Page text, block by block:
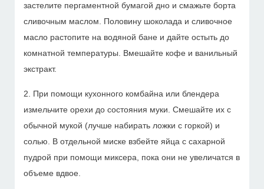
застелите пергаментной бумагой дно и смажьте борта
сливочным маслом. Половину шоколада и сливочное
масло растопите на водяной бане и дайте остыть до
комнатной температуры. Вмешайте кофе и ванильный
экстракт.
2. При помощи кухонного комбайна или блендера
измельчите орехи до состояния муки. Смешайте их с
обычной мукой (лучше набирать ложки с горкой) и
солью. В отдельной миске взбейте яйца с сахарной
пудрой при помощи миксера, пока они не увеличатся в
объеме вдвое.